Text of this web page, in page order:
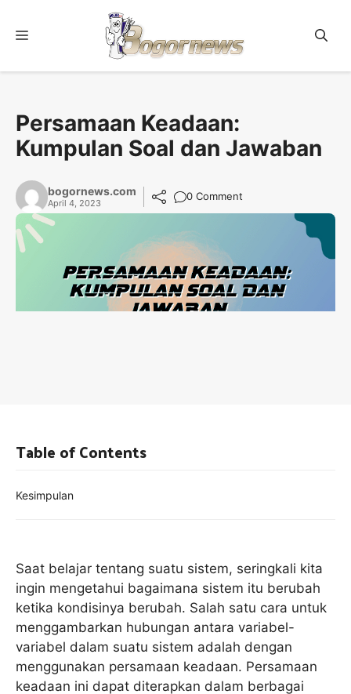
Menu
Persamaan Keadaan:
Kumpulan Soal dan Jawaban
bogornews.com
April 4, 2023
0 Comment
Saat belajar tentang suatu sistem, seringkali kita
ingin mengetahui bagaimana sistem itu berubah
ketika kondisinya berubah. Salah satu cara untuk
menggambarkan hubungan antara variabel-
variabel dalam suatu sistem adalah dengan
menggunakan persamaan keadaan. Persamaan
keadaan ini dapat diterapkan dalam berbagai
Table of Contents
Kesimpulan